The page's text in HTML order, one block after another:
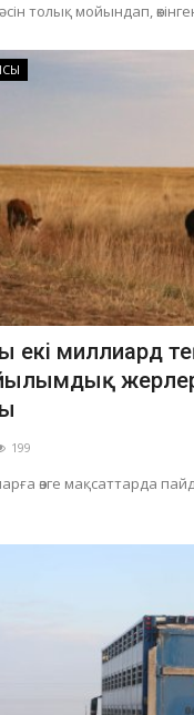
толық мойындап,
екі миллиард
199
өзге мақсаттарда